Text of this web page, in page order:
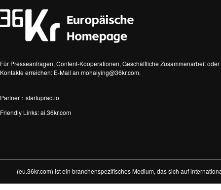
Für Presseanfragen, Content-Kooperationen, Geschäftliche Zusammenarbeit
Kontakte erreichen: E-Mail an mohaiying@36kr.com.
Partner：startuprad.io
Friendly Links:ai.36kr.com
(eu.36kr.com) ist ein branchenspezifisches Medium, das sich auf